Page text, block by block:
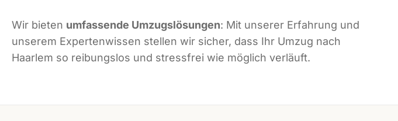
Wir bieten umfassende Umzugslösungen: Mit unserer Erfahrung und
unserem Expertenwissen stellen wir sicher, dass Ihr Umzug nach
Haarlem so reibungslos und stressfrei wie möglich verläuft.